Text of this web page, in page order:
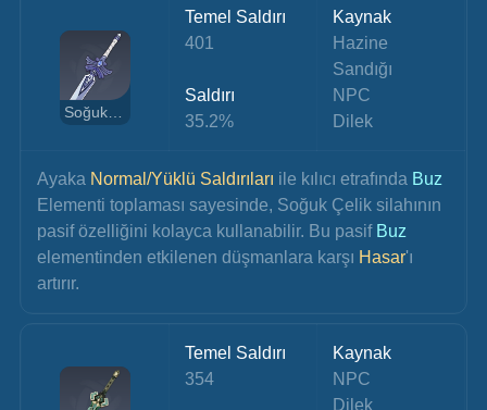
Soğuk Çelik
Temel Saldırı
401
Saldırı
35.2%
Kaynak
Hazine
Sandığı
NPC
Dilek
Ayaka Normal/Yüklü Saldırıları ile kılıcı etrafında Buz
Elementi toplaması sayesinde, Soğuk Çelik silahının
pasif özelliğini kolayca kullanabilir. Bu pasif Buz
elementinden etkilenen düşmanlara karşı Hasar'ı
artırır.
Temel Saldırı
354
Kaynak
NPC
Dilek